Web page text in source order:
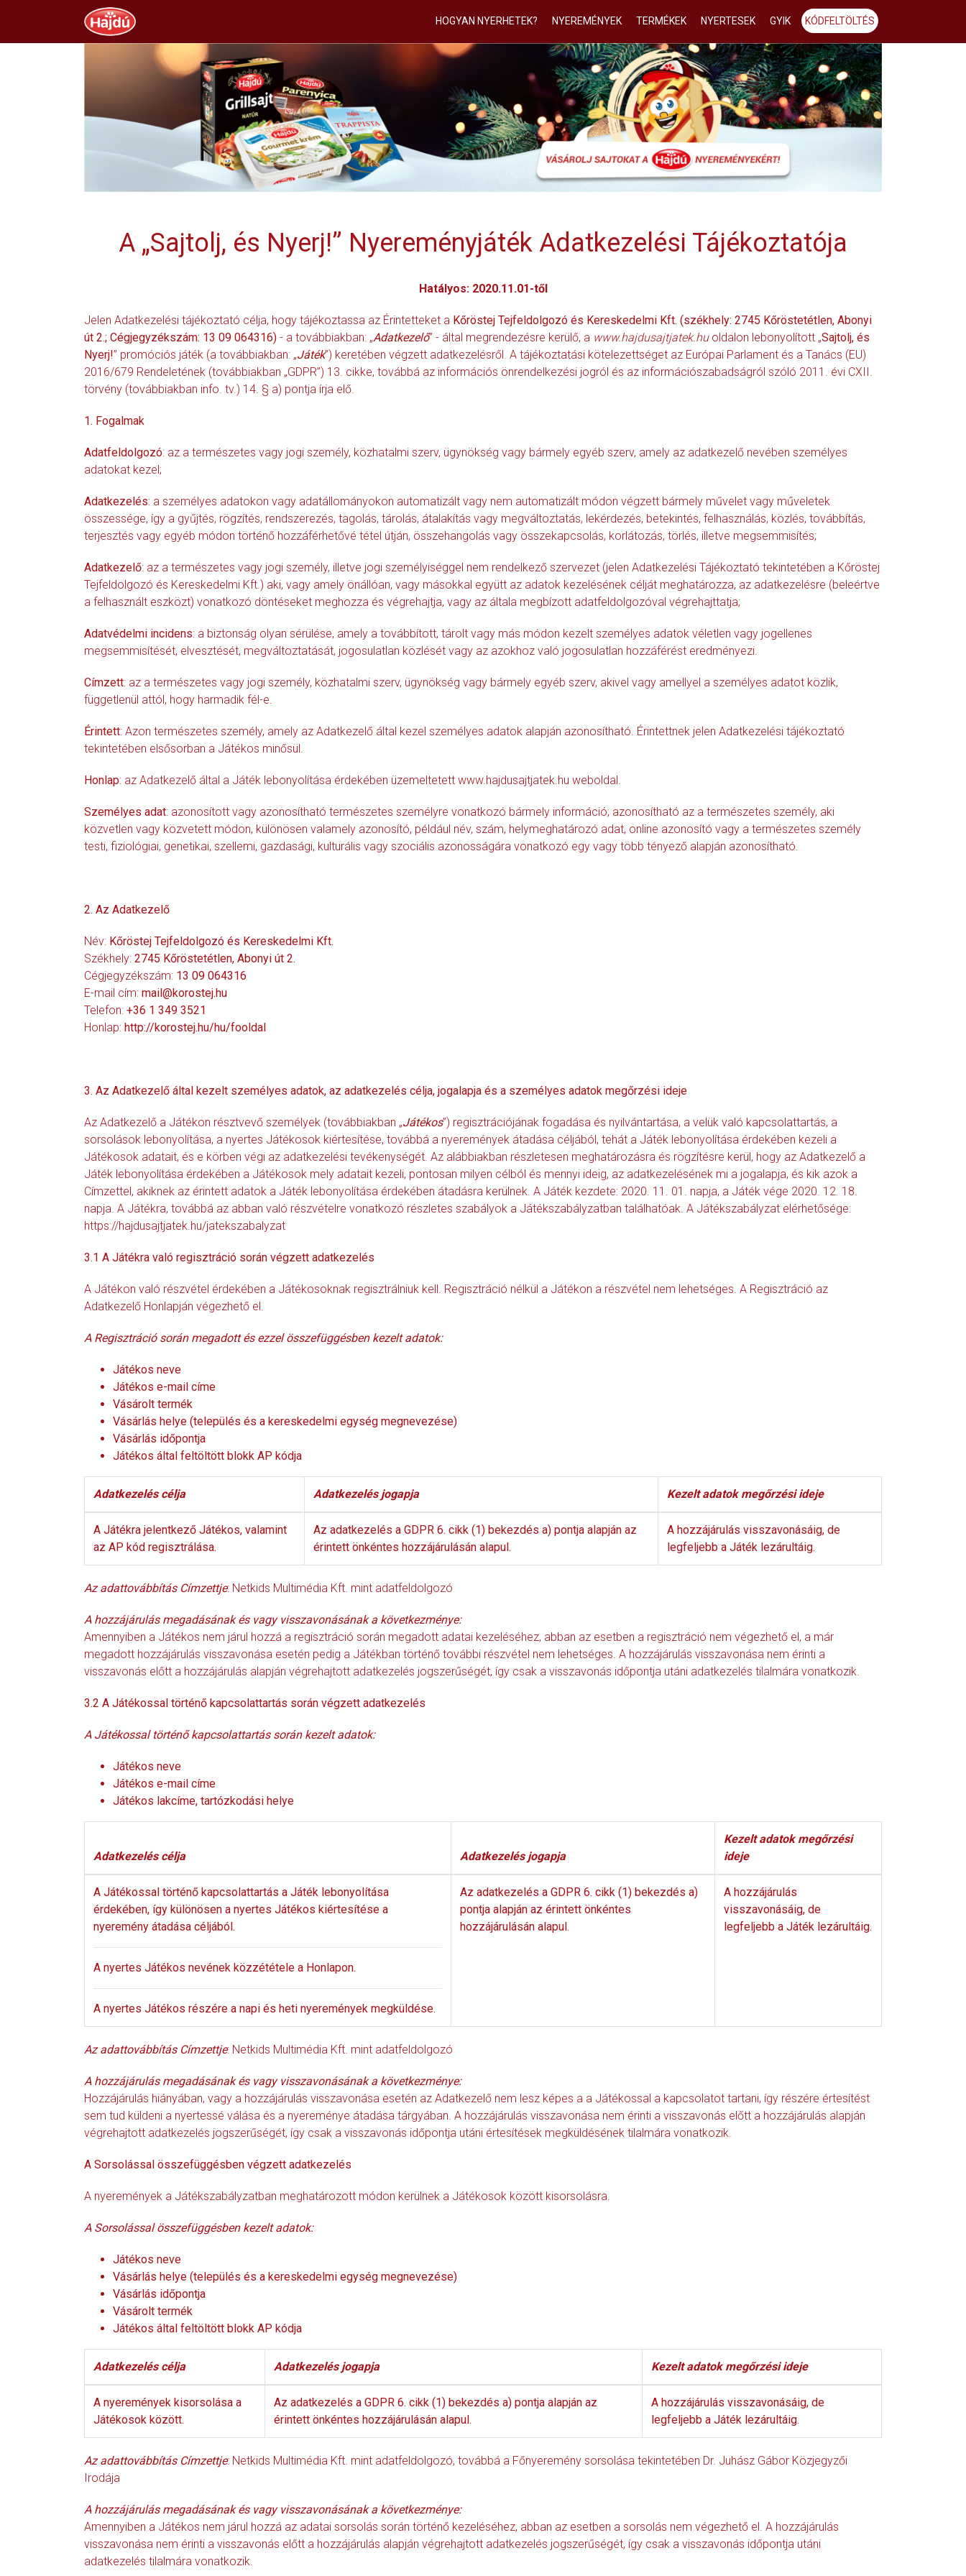
HOGYAN NYERHETEK? NYEREMÉNYEK TERMÉKEK NYERTESEK GYIK KÓDFELTÖLTÉS
A „Sajtolj, és Nyerj!” Nyereményjáték Adatkezelési Tájékoztatója
Hatályos: 2020.11.01-től
Jelen Adatkezelési tájékoztató célja, hogy tájékoztassa az Érintetteket a Kőröstej Tejfeldolgozó és Kereskedelmi Kft. (székhely: 2745 Kőröstetétlen, Abonyi
út 2.; Cégjegyzékszám: 13 09 064316) - a továbbiakban: „Adatkezelő” - által megrendezésre kerülő, a www.hajdusajtjatek.huoldalon lebonyolított „Sajtolj, és
Nyerj!” promóciós játék (a továbbiakban: „Játék”) keretében végzett adatkezelésről. A tájékoztatási kötelezettséget az Európai Parlament és a Tanács (EU)
2016/679 Rendeletének (továbbiakban „GDPR”) 13. cikke, továbbá az információs önrendelkezési jogról és az információszabadságról szóló 2011. évi CXII.
törvény (továbbiakban info. tv.) 14. § a) pontja írja elő.
1. Fogalmak
Adatfeldolgozó: az a természetes vagy jogi személy, közhatalmi szerv, ügynökség vagy bármely egyéb szerv, amely az adatkezelő nevében személyes
adatokat kezel;
Adatkezelés: a személyes adatokon vagy adatállományokon automatizált vagy nem automatizált módon végzett bármely művelet vagy műveletek
összessége, így a gyűjtés, rögzítés, rendszerezés, tagolás, tárolás, átalakítás vagy megváltoztatás, lekérdezés, betekintés, felhasználás, közlés, továbbítás,
terjesztés vagy egyéb módon történő hozzáférhetővé tétel útján, összehangolás vagy összekapcsolás, korlátozás, törlés, illetve megsemmisítés;
Adatkezelő: az a természetes vagy jogi személy, illetve jogi személyiséggel nem rendelkező szervezet (jelen Adatkezelési Tájékoztató tekintetében a Kőröstej
Tejfeldolgozó és Kereskedelmi Kft.) aki, vagy amely önállóan, vagy másokkal együtt az adatok kezelésének célját meghatározza, az adatkezelésre (beleértve
a felhasznált eszközt) vonatkozó döntéseket meghozza és végrehajtja, vagy az általa megbízott adatfeldolgozóval végrehajttatja;
Adatvédelmi incidens: a biztonság olyan sérülése, amely a továbbított, tárolt vagy más módon kezelt személyes adatok véletlen vagy jogellenes
megsemmisítését, elvesztését, megváltoztatását, jogosulatlan közlését vagy az azokhoz való jogosulatlan hozzáférést eredményezi.
Címzett: az a természetes vagy jogi személy, közhatalmi szerv, ügynökség vagy bármely egyéb szerv, akivel vagy amellyel a személyes adatot közlik,
függetlenül attól, hogy harmadik fél-e.
Érintett: Azon természetes személy, amely az Adatkezelő által kezel személyes adatok alapján azonosítható. Érintettnek jelen Adatkezelési tájékoztató
tekintetében elsősorban a Játékos minősül.
Honlap: az Adatkezelő által a Játék lebonyolítása érdekében üzemeltetett www.hajdusajtjatek.hu weboldal.
Személyes adat: azonosított vagy azonosítható természetes személyre vonatkozó bármely információ; azonosítható az a természetes személy, aki
közvetlen vagy közvetett módon, különösen valamely azonosító, például név, szám, helymeghatározó adat, online azonosító vagy a természetes személy
testi, fiziológiai, genetikai, szellemi, gazdasági, kulturális vagy szociális azonosságára vonatkozó egy vagy több tényező alapján azonosítható.
2. Az Adatkezelő
Név: Kőröstej Tejfeldolgozó és Kereskedelmi Kft.
Székhely: 2745 Kőröstetétlen, Abonyi út 2.
Cégjegyzékszám: 13 09 064316
E-mail cím: mail@korostej.hu
Telefon: +36 1 349 3521
Honlap: http://korostej.hu/hu/fooldal
3. Az Adatkezelő által kezelt személyes adatok, az adatkezelés célja, jogalapja és a személyes adatok megőrzési ideje
Az Adatkezelő a Játékon résztvevő személyek (továbbiakban „Játékos”) regisztrációjának fogadása és nyilvántartása, a velük való kapcsolattartás, a
sorsolások lebonyolítása, a nyertes Játékosok kiértesítése, továbbá a nyeremények átadása céljából, tehát a Játék lebonyolítása érdekében kezeli a
Játékosok adatait, és e körben végi az adatkezelési tevékenységét. Az alábbiakban részletesen meghatározásra és rögzítésre kerül, hogy az Adatkezelő a
Játék lebonyolítása érdekében a Játékosok mely adatait kezeli, pontosan milyen célból és mennyi ideig, az adatkezelésének mi a jogalapja, és kik azok a
Címzettel, akiknek az érintett adatok a Játék lebonyolítása érdekében átadásra kerülnek. A Játék kezdete: 2020. 11. 01. napja, a Játék vége 2020. 12. 18.
napja. A Játékra, továbbá az abban való részvételre vonatkozó részletes szabályok a Játékszabályzatban találhatóak. A Játékszabályzat elérhetősége:
https://hajdusajtjatek.hu/jatekszabalyzat
3.1 A Játékra való regisztráció során végzett adatkezelés
A Játékon való részvétel érdekében a Játékosoknak regisztrálniuk kell. Regisztráció nélkül a Játékon a részvétel nem lehetséges. A Regisztráció az
Adatkezelő Honlapján végezhető el.
A Regisztráció során megadott és ezzel összefüggésben kezelt adatok:
Játékos neve
Játékos e-mail címe
Vásárolt termék
Vásárlás helye (település és a kereskedelmi egység megnevezése)
Vásárlás időpontja
Játékos által feltöltött blokk AP kódja
Adatkezelés célja Adatkezelés jogapja Kezelt adatok megőrzési ideje
A Játékra jelentkező Játékos, valamint
az AP kód regisztrálása.
Az adatkezelés a GDPR 6. cikk (1) bekezdés a) pontja alapján az
érintett önkéntes hozzájárulásán alapul.
A hozzájárulás visszavonásáig, de
legfeljebb a Játék lezárultáig.
Az adattovábbítás Címzettje: Netkids Multimédia Kft. mint adatfeldolgozó
A hozzájárulás megadásának és vagy visszavonásának a következménye:
Amennyiben a Játékos nem járul hozzá a regisztráció során megadott adatai kezeléséhez, abban az esetben a regisztráció nem végezhető el, a már
megadott hozzájárulás visszavonása esetén pedig a Játékban történő további részvétel nem lehetséges. A hozzájárulás visszavonása nem érinti a
visszavonás előtt a hozzájárulás alapján végrehajtott adatkezelés jogszerűségét, így csak a visszavonás időpontja utáni adatkezelés tilalmára vonatkozik.
3.2 A Játékossal történő kapcsolattartás során végzett adatkezelés
A Játékossal történő kapcsolattartás során kezelt adatok:
Játékos neve
Játékos e-mail címe
Játékos lakcíme, tartózkodási helye
Adatkezelés célja Adatkezelés jogapja
Kezelt adatok megőrzési
ideje
A Játékossal történő kapcsolattartás a Játék lebonyolítása
érdekében, így különösen a nyertes Játékos kiértesítése a
nyeremény átadása céljából.
A nyertes Játékos nevének közzététele a Honlapon.
A nyertes Játékos részére a napi és heti nyeremények megküldése.
Az adatkezelés a GDPR 6. cikk (1) bekezdés a)
pontja alapján az érintett önkéntes
hozzájárulásán alapul.
A hozzájárulás
visszavonásáig, de
legfeljebb a Játék lezárultáig.
Az adattovábbítás Címzettje: Netkids Multimédia Kft. mint adatfeldolgozó
A hozzájárulás megadásának és vagy visszavonásának a következménye:
Hozzájárulás hiányában, vagy a hozzájárulás visszavonása esetén az Adatkezelő nem lesz képes a a Játékossal a kapcsolatot tartani, így részére értesítést
sem tud küldeni a nyertessé válása és a nyereménye átadása tárgyában. A hozzájárulás visszavonása nem érinti a visszavonás előtt a hozzájárulás alapján
végrehajtott adatkezelés jogszerűségét, így csak a visszavonás időpontja utáni értesítések megküldésének tilalmára vonatkozik.
A Sorsolással összefüggésben végzett adatkezelés
A nyeremények a Játékszabályzatban meghatározott módon kerülnek a Játékosok között kisorsolásra.
A Sorsolással összefüggésben kezelt adatok:
Játékos neve
Vásárlás helye (település és a kereskedelmi egység megnevezése)
Vásárlás időpontja
Vásárolt termék
Játékos által feltöltött blokk AP kódja
Adatkezelés célja Adatkezelés jogapja Kezelt adatok megőrzési ideje
A nyeremények kisorsolása a
Játékosok között.
Az adatkezelés a GDPR 6. cikk (1) bekezdés a) pontja alapján az
érintett önkéntes hozzájárulásán alapul.
A hozzájárulás visszavonásáig, de
legfeljebb a Játék lezárultáig.
Az adattovábbítás Címzettje: Netkids Multimédia Kft. mint adatfeldolgozó, továbbá a Főnyeremény sorsolása tekintetében Dr. Juhász Gábor Közjegyzői
Irodája
A hozzájárulás megadásának és vagy visszavonásának a következménye:
Amennyiben a Játékos nem járul hozzá az adatai sorsolás során történő kezeléséhez, abban az esetben a sorsolás nem végezhető el. A hozzájárulás
visszavonása nem érinti a visszavonás előtt a hozzájárulás alapján végrehajtott adatkezelés jogszerűségét, így csak a visszavonás időpontja utáni
adatkezelés tilalmára vonatkozik.